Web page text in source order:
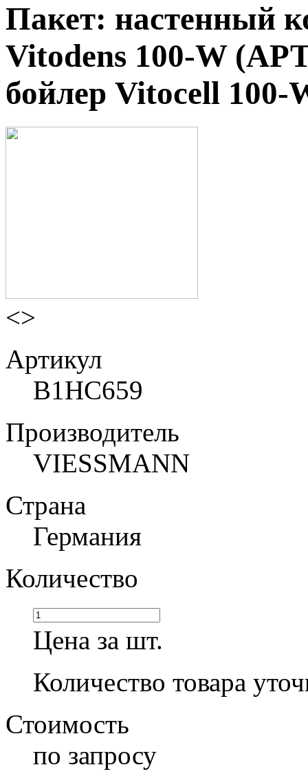
Пакет: настенный
Vitodens 100-W
бойлер Vitocell 100-
<>
Артикул
B1HC659
Производитель
VIESSMANN
Страна
Германия
Количество
Цена за шт.
Количество товара
Стоимость
по запросу